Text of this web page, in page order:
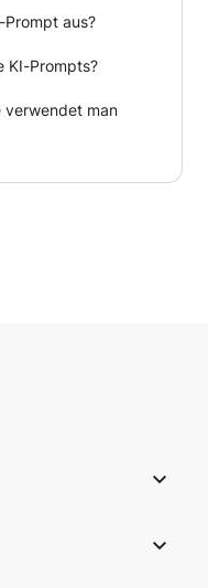
Prompt aus?
KI-Prompts?
verwendet man